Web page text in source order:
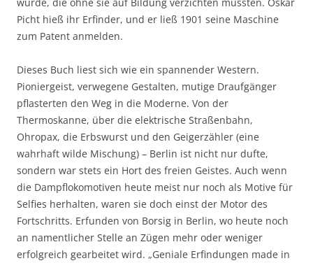
Picht hieß ihr Erfinder, und er ließ 1901 seine Maschine
zum Patent anmelden.
Dieses Buch liest sich wie ein spannender Western.
Pioniergeist, verwegene Gestalten, mutige Draufgänger
pflasterten den Weg in die Moderne. Von der
Thermoskanne, über die elektrische Straßenbahn,
Ohropax, die Erbswurst und den Geigerzähler (eine
wahrhaft wilde Mischung) – Berlin ist nicht nur dufte,
sondern war stets ein Hort des freien Geistes. Auch wenn
die Dampflokomotiven heute meist nur noch als Motive für
Selfies herhalten, waren sie doch einst der Motor des
Fortschritts. Erfunden von Borsig in Berlin, wo heute noch
an namentlicher Stelle an Zügen mehr oder weniger
erfolgreich gearbeitet wird. „Geniale Erfindungen made in